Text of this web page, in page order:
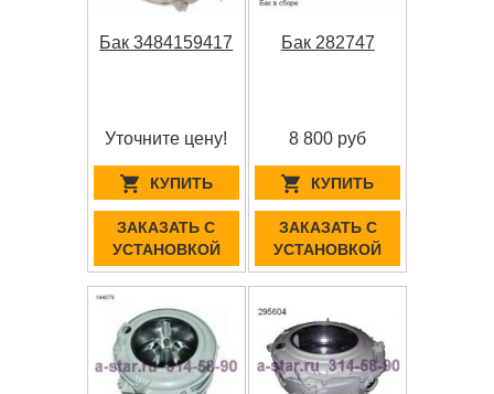
Бак 3484159417
Уточните цену!
КУПИТЬ
ЗАКАЗАТЬ С
УСТАНОВКОЙ
Бак 282747
8 800 руб
КУПИТЬ
ЗАКАЗАТЬ С
УСТАНОВКОЙ